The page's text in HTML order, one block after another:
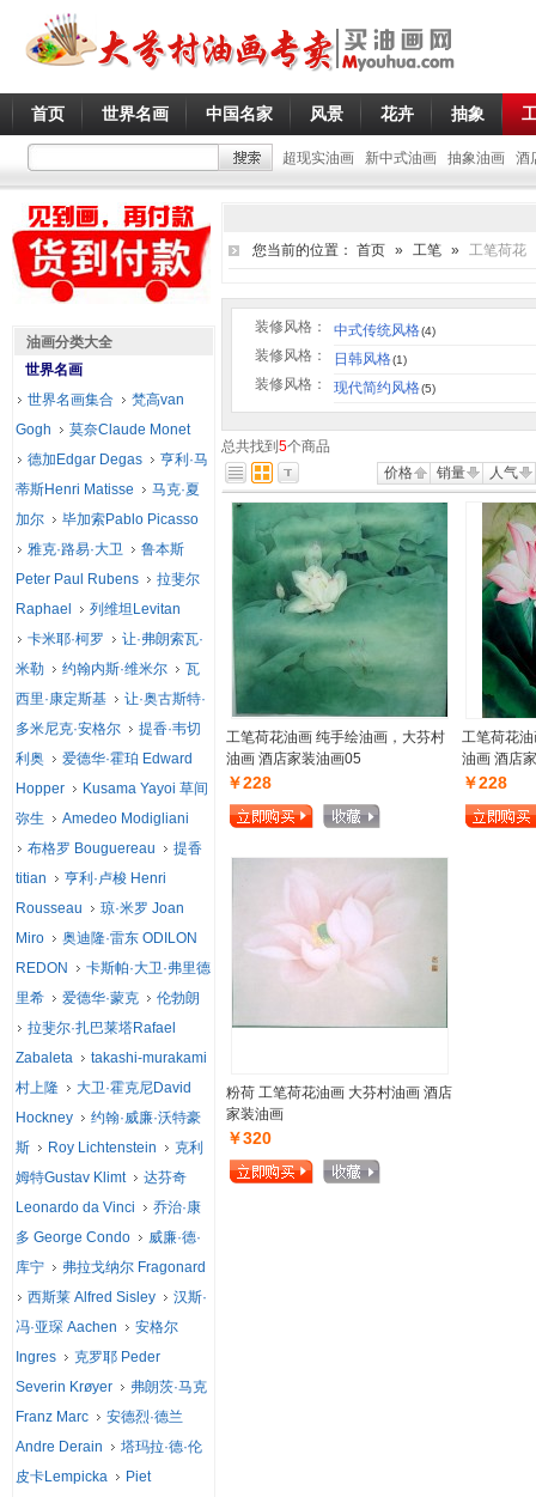
首页 世界名画 中国名家 风景 花卉 抽象
超现实油画 新中式油画 抽象油画 酒
您当前的位置： 首页 » 工笔 » 工笔荷花
装修风格： 中式传统风格(4)
装修风格： 日韩风格(1)
装修风格： 现代简约风格(5)
总共找到 5个商品
价格
销量 人气
工笔荷花油画 纯手绘油画，大芬村
油画 酒店家装油画05
￥228
工笔荷花
油画 酒店
￥228
粉荷 工笔荷花油画 大芬村油画 酒店
家装油画
￥320
油画分类大全
世界名画
世界名画集合
梵高van
Gogh
莫奈Claude Monet
德加Edgar Degas
亨利·马
蒂斯Henri Matisse
马克·夏
加尔
毕加索Pablo Picasso
雅克·路易·大卫
鲁本斯
Peter Paul Rubens
拉斐尔
Raphael
列维坦Levitan
卡米耶·柯罗
让·弗朗索瓦·
米勒
约翰内斯·维米尔
瓦
西里·康定斯基
让·奥古斯特·
多米尼克·安格尔
提香·韦切
利奥
爱德华·霍珀 Edward
Hopper
Kusama Yayoi 草间
弥生
Amedeo Modigliani
布格罗 Bouguereau
提香
titian
亨利·卢梭 Henri
Rousseau
琼·米罗 Joan
Miro
奥迪隆·雷东 ODILON
REDON
卡斯帕·大卫·弗里德
里希
爱德华·蒙克
伦勃朗
拉斐尔·扎巴莱塔Rafael
Zabaleta
takashi-murakami
村上隆
大卫·霍克尼David
Hockney
约翰·威廉·沃特豪
斯
Roy Lichtenstein
克利
姆特Gustav Klimt
达芬奇
Leonardo da Vinci
乔治·康
多 George Condo
威廉·德·
库宁
弗拉戈纳尔 Fragonard
西斯莱 Alfred Sisley
汉斯·
冯·亚琛 Aachen
安格尔
Ingres
克罗耶 Peder
Severin Krøyer
弗朗茨·马克
Franz Marc
安德烈·德兰
Andre Derain
塔玛拉·德·伦
皮卡Lempicka
Piet